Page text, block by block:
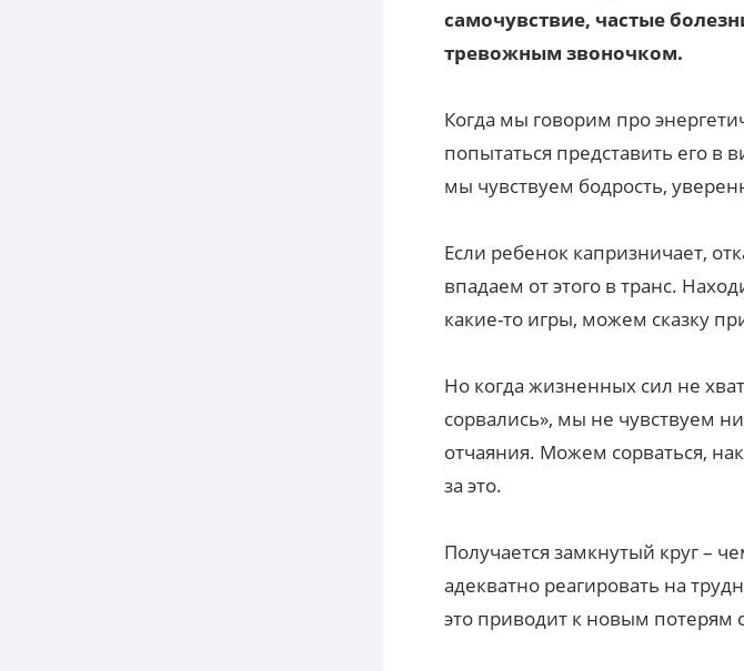
самочувствие, частые
тревожным звоночком.
Когда мы говорим про
попытаться представить его в
мы чувствуем бодрость,
Если ребенок капризничает,
впадаем от этого в транс.
какие-то игры, можем сказку
Но когда жизненных сил не
сорвались», мы не чувствуем
отчаяния. Можем сорваться,
за это.
Получается замкнутый круг –
адекватно реагировать на
это приводит к новым потерям